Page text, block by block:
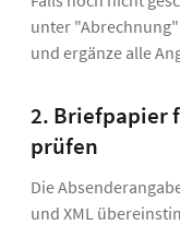
unter "Abrechnung"
und ergänze alle
2. Briefpapier
prüfen
Die
und XML